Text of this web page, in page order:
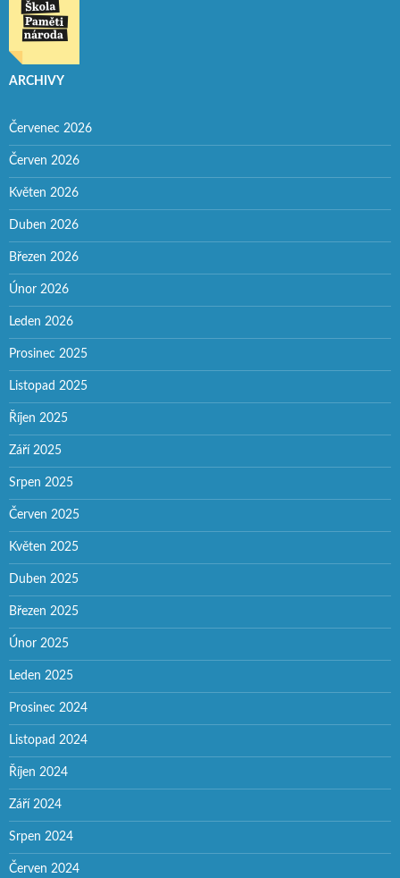
ARCHIVY
Červenec 2026
Červen 2026
Květen 2026
Duben 2026
Březen 2026
Únor 2026
Leden 2026
Prosinec 2025
Listopad 2025
Říjen 2025
Září 2025
Srpen 2025
Červen 2025
Květen 2025
Duben 2025
Březen 2025
Únor 2025
Leden 2025
Prosinec 2024
Listopad 2024
Říjen 2024
Září 2024
Srpen 2024
Červen 2024